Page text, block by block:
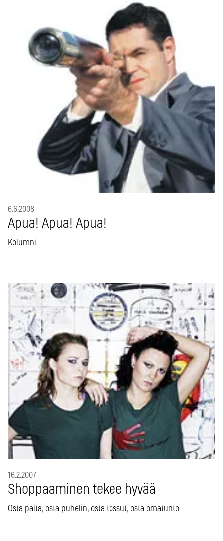
6.6.2008
Apua! Apua! Apua!
Kolumni
16.2.2007
Shoppaaminen tekee hyvää
Osta paita, osta puhelin, osta tossut, osta omatunto